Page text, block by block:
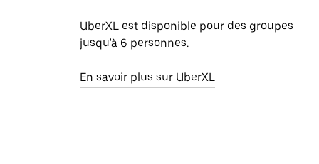
UberXL est disponible pour des groupes
jusqu'à 6 personnes.
En savoir plus sur UberXL